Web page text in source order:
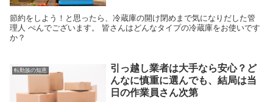
節約をしよう！と思ったら、冷蔵庫の開け閉めまで気になりだした管
理人 ぺんでございます。 皆さんはどんなタイプの冷蔵庫をお使いです
か？
転勤族の知恵
引っ越し業者は大手なら安心？ど
んなに慎重に選んでも、結局は当
日の作業員さん次第